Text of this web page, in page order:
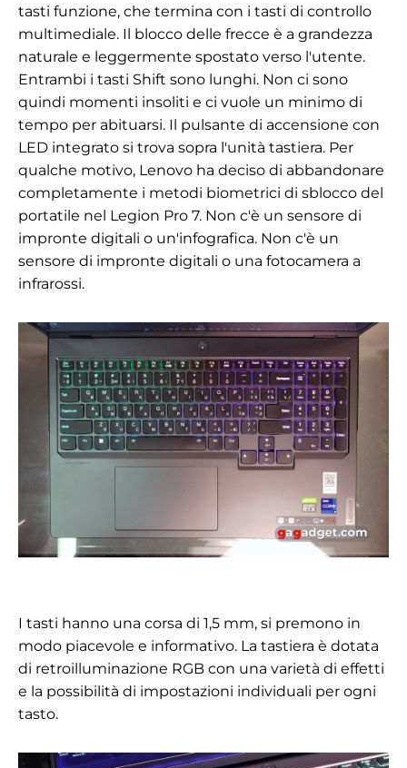
tasti funzione, che termina con i tasti di controllo
multimediale. Il blocco delle frecce è a grandezza
naturale e leggermente spostato verso l'utente.
Entrambi i tasti Shift sono lunghi. Non ci sono
quindi momenti insoliti e ci vuole un minimo di
tempo per abituarsi. Il pulsante di accensione con
LED integrato si trova sopra l'unità tastiera. Per
qualche motivo, Lenovo ha deciso di abbandonare
completamente i metodi biometrici di sblocco del
portatile nel Legion Pro 7. Non c'è un sensore di
impronte digitali o un'infografica. Non c'è un
sensore di impronte digitali o una fotocamera a
infrarossi.
I tasti hanno una corsa di 1,5 mm, si premono in
modo piacevole e informativo. La tastiera è dotata
di retroilluminazione RGB con una varietà di effetti
e la possibilità di impostazioni individuali per ogni
tasto.